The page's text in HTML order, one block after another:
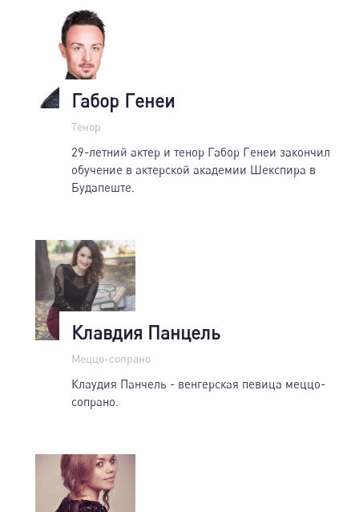
Габор Генеи
Тенор
29-летний актер и тенор Габор Генеи закончил
обучение в актерской академии Шекспира в
Будапеште.
Клавдия Панцель
Меццо-сопрано
Клаудия Панчель - венгерская певица меццо-
сопрано.